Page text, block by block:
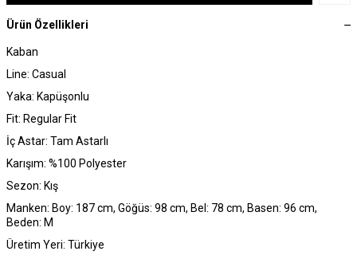
Ürün Özellikleri
Kaban
Line: Casual
Yaka: Kapüşonlu
Fit: Regular Fit
İç Astar: Tam Astarlı
Karışım: %100 Polyester
Sezon: Kış
Manken: Boy: 187 cm, Göğüs: 98 cm, Bel: 78 cm, Basen: 96 cm,
Beden: M
Üretim Yeri: Türkiye